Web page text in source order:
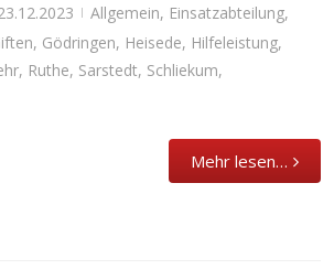
| Allgemein, Einsatzabteilung,
, Gödringen, Heisede, Hilfeleistung,
, Ruthe, Sarstedt, Schliekum,
Mehr lesen…